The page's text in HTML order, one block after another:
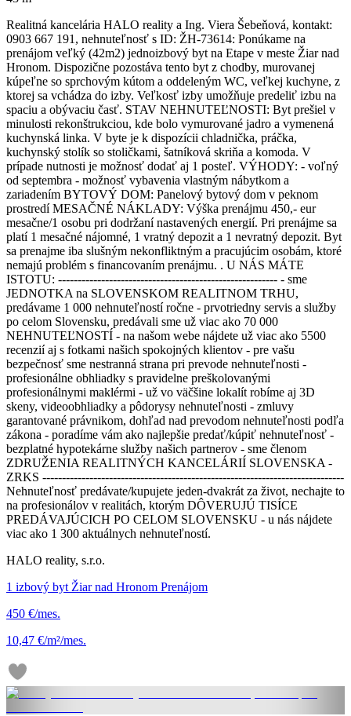
Realitná kancelária HALO reality a Ing. Viera Šebeňová, kontakt:
0903 667 191, nehnuteľnosť s ID: ŽH-73614: Ponúkame na
prenájom veľký (42m2) jednoizbový byt na Etape v meste Žiar nad
Hronom. Dispozične pozostáva tento byt z chodby, murovanej
kúpeľne so sprchovým kútom a oddeleným WC, veľkej kuchyne, z
ktorej sa vchádza do izby. Veľkosť izby umožňuje predeliť izbu na
spaciu a obývaciu časť. STAV NEHNUTEĽNOSTI: Byt prešiel v
minulosti rekonštrukciou, kde bolo vymurované jadro a vymenená
kuchynská linka. V byte je k dispozícii chladnička, práčka,
kuchynský stolík so stoličkami, šatníková skriňa a komoda. V
prípade nutnosti je možnosť dodať aj 1 posteľ. VÝHODY: - voľný
od septembra - možnosť vybavenia vlastným nábytkom a
zariadením BYTOVÝ DOM: Panelový bytový dom v peknom
prostredí MESAČNÉ NÁKLADY: Výška prenájmu 450,- eur
mesačne/1 osobu pri dodržaní nastavených energií. Pri prenájme sa
platí 1 mesačné nájomné, 1 vratný depozit a 1 nevratný depozit. Byt
sa prenajme iba slušným nekonfliktným a pracujúcim osobám, ktoré
nemajú problém s financovaním prenájmu. . U NÁS MÁTE
ISTOTU: -------------------------------------------------------- - sme
JEDNOTKA na SLOVENSKOM REALITNOM TRHU,
predávame 1 000 nehnuteľností ročne - prvotriedny servis a služby
po celom Slovensku, predávali sme už viac ako 70 000
NEHNUTEĽNOSTÍ - na našom webe nájdete už viac ako 5500
recenzií aj s fotkami našich spokojných klientov - pre vašu
bezpečnosť sme nestranná strana pri prevode nehnuteľnosti -
profesionálne obhliadky s pravidelne preškolovanými
profesionálnymi maklérmi - už vo väčšine lokalít robíme aj 3D
skeny, videoobhliadky a pôdorysy nehnuteľnosti - zmluvy
garantované právnikom, dohľad nad prevodom nehnuteľnosti podľa
zákona - poradíme vám ako najlepšie predať/kúpiť nehnuteľnosť -
bezplatné hypotekárne služby našich partnerov - sme členom
ZDRUŽENIA REALITNÝCH KANCELÁRIÍ SLOVENSKA -
ZRKS -----------------------------------------------------------------------------
Nehnuteľnosť predávate/kupujete jeden-dvakrát za život, nechajte to
na profesionálov v realitách, ktorým DÔVERUJÚ TISÍCE
PREDÁVAJÚCICH PO CELOM SLOVENSKU - u nás nájdete
viac ako 1 300 aktuálnych nehnuteľností.
HALO reality, s.r.o.
1 izbový byt Žiar nad Hronom Prenájom
450 €/mes.
10,47 €/m²/mes.